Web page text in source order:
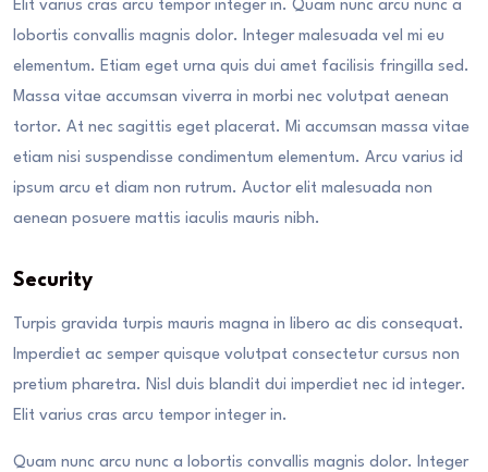
Elit varius cras arcu tempor integer in. Quam nunc arcu nunc a
lobortis convallis magnis dolor. Integer malesuada vel mi eu
elementum. Etiam eget urna quis dui amet facilisis fringilla sed.
Massa vitae accumsan viverra in morbi nec volutpat aenean
tortor. At nec sagittis eget placerat. Mi accumsan massa vitae
etiam nisi suspendisse condimentum elementum. Arcu varius id
ipsum arcu et diam non rutrum. Auctor elit malesuada non
aenean posuere mattis iaculis mauris nibh.
Security
Turpis gravida turpis mauris magna in libero ac dis consequat.
Imperdiet ac semper quisque volutpat consectetur cursus non
pretium pharetra. Nisl duis blandit dui imperdiet nec id integer.
Elit varius cras arcu tempor integer in.
Quam nunc arcu nunc a lobortis convallis magnis dolor. Integer